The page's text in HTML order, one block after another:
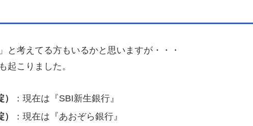
と考えてる方もいるかと思いますが・・・
起こりました。
：現在は『SBI新生銀行』
：現在は『あおぞら銀行』